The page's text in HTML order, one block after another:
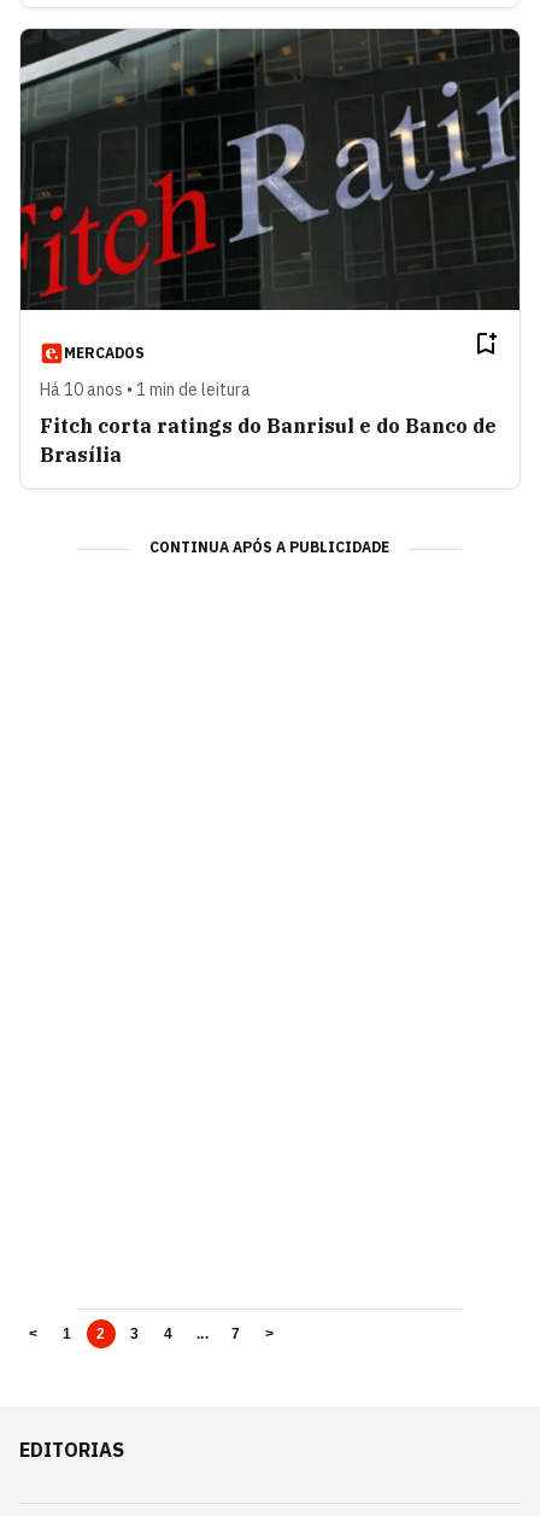
MERCADOS
Há 10 anos • 1 min de leitura
Fitch corta ratings do Banrisul e do Banco de
Brasília
CONTINUA APÓS A PUBLICIDADE
< 1 2 3 4 ... 7 >
EDITORIAS